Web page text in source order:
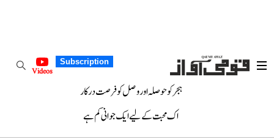
Subscription
Videos
ہجر کو حوصلہ اور وصل کو فرصت درکار
اک محبت کے لیے ایک جوانی کم ہے